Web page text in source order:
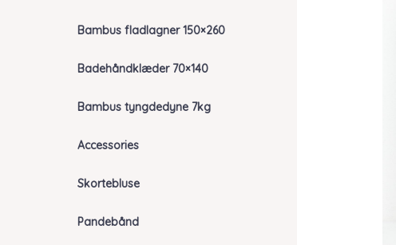
Bambus fladlagner 150×260
Badehåndklæder 70×140
Bambus tyngdedyne 7kg
Accessories
Skortebluse
Pandebånd